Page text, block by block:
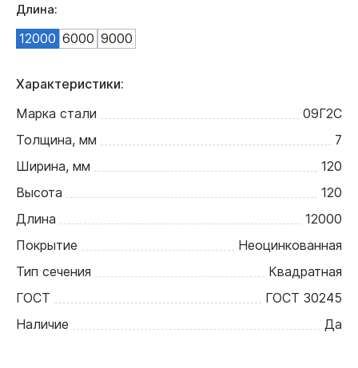
Длина:
12000 6000 9000
Характеристики:
Марка стали
09Г2С
Толщина, мм
7
Ширина, мм
120
Высота
120
Длина
12000
Покрытие
Неоцинкованная
Тип сечения
Квадратная
ГОСТ
ГОСТ 30245
Наличие
Да